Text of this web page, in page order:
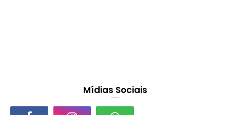
Mídias Sociais